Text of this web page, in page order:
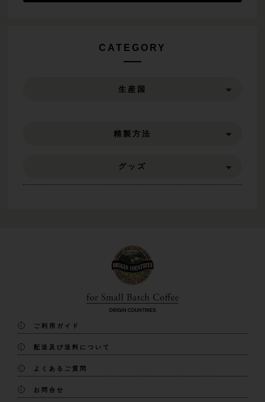
CATEGORY
生産国
精製方法
グッズ
ご利用ガイド
配送及び送料について
よくあるご質問
お問合せ